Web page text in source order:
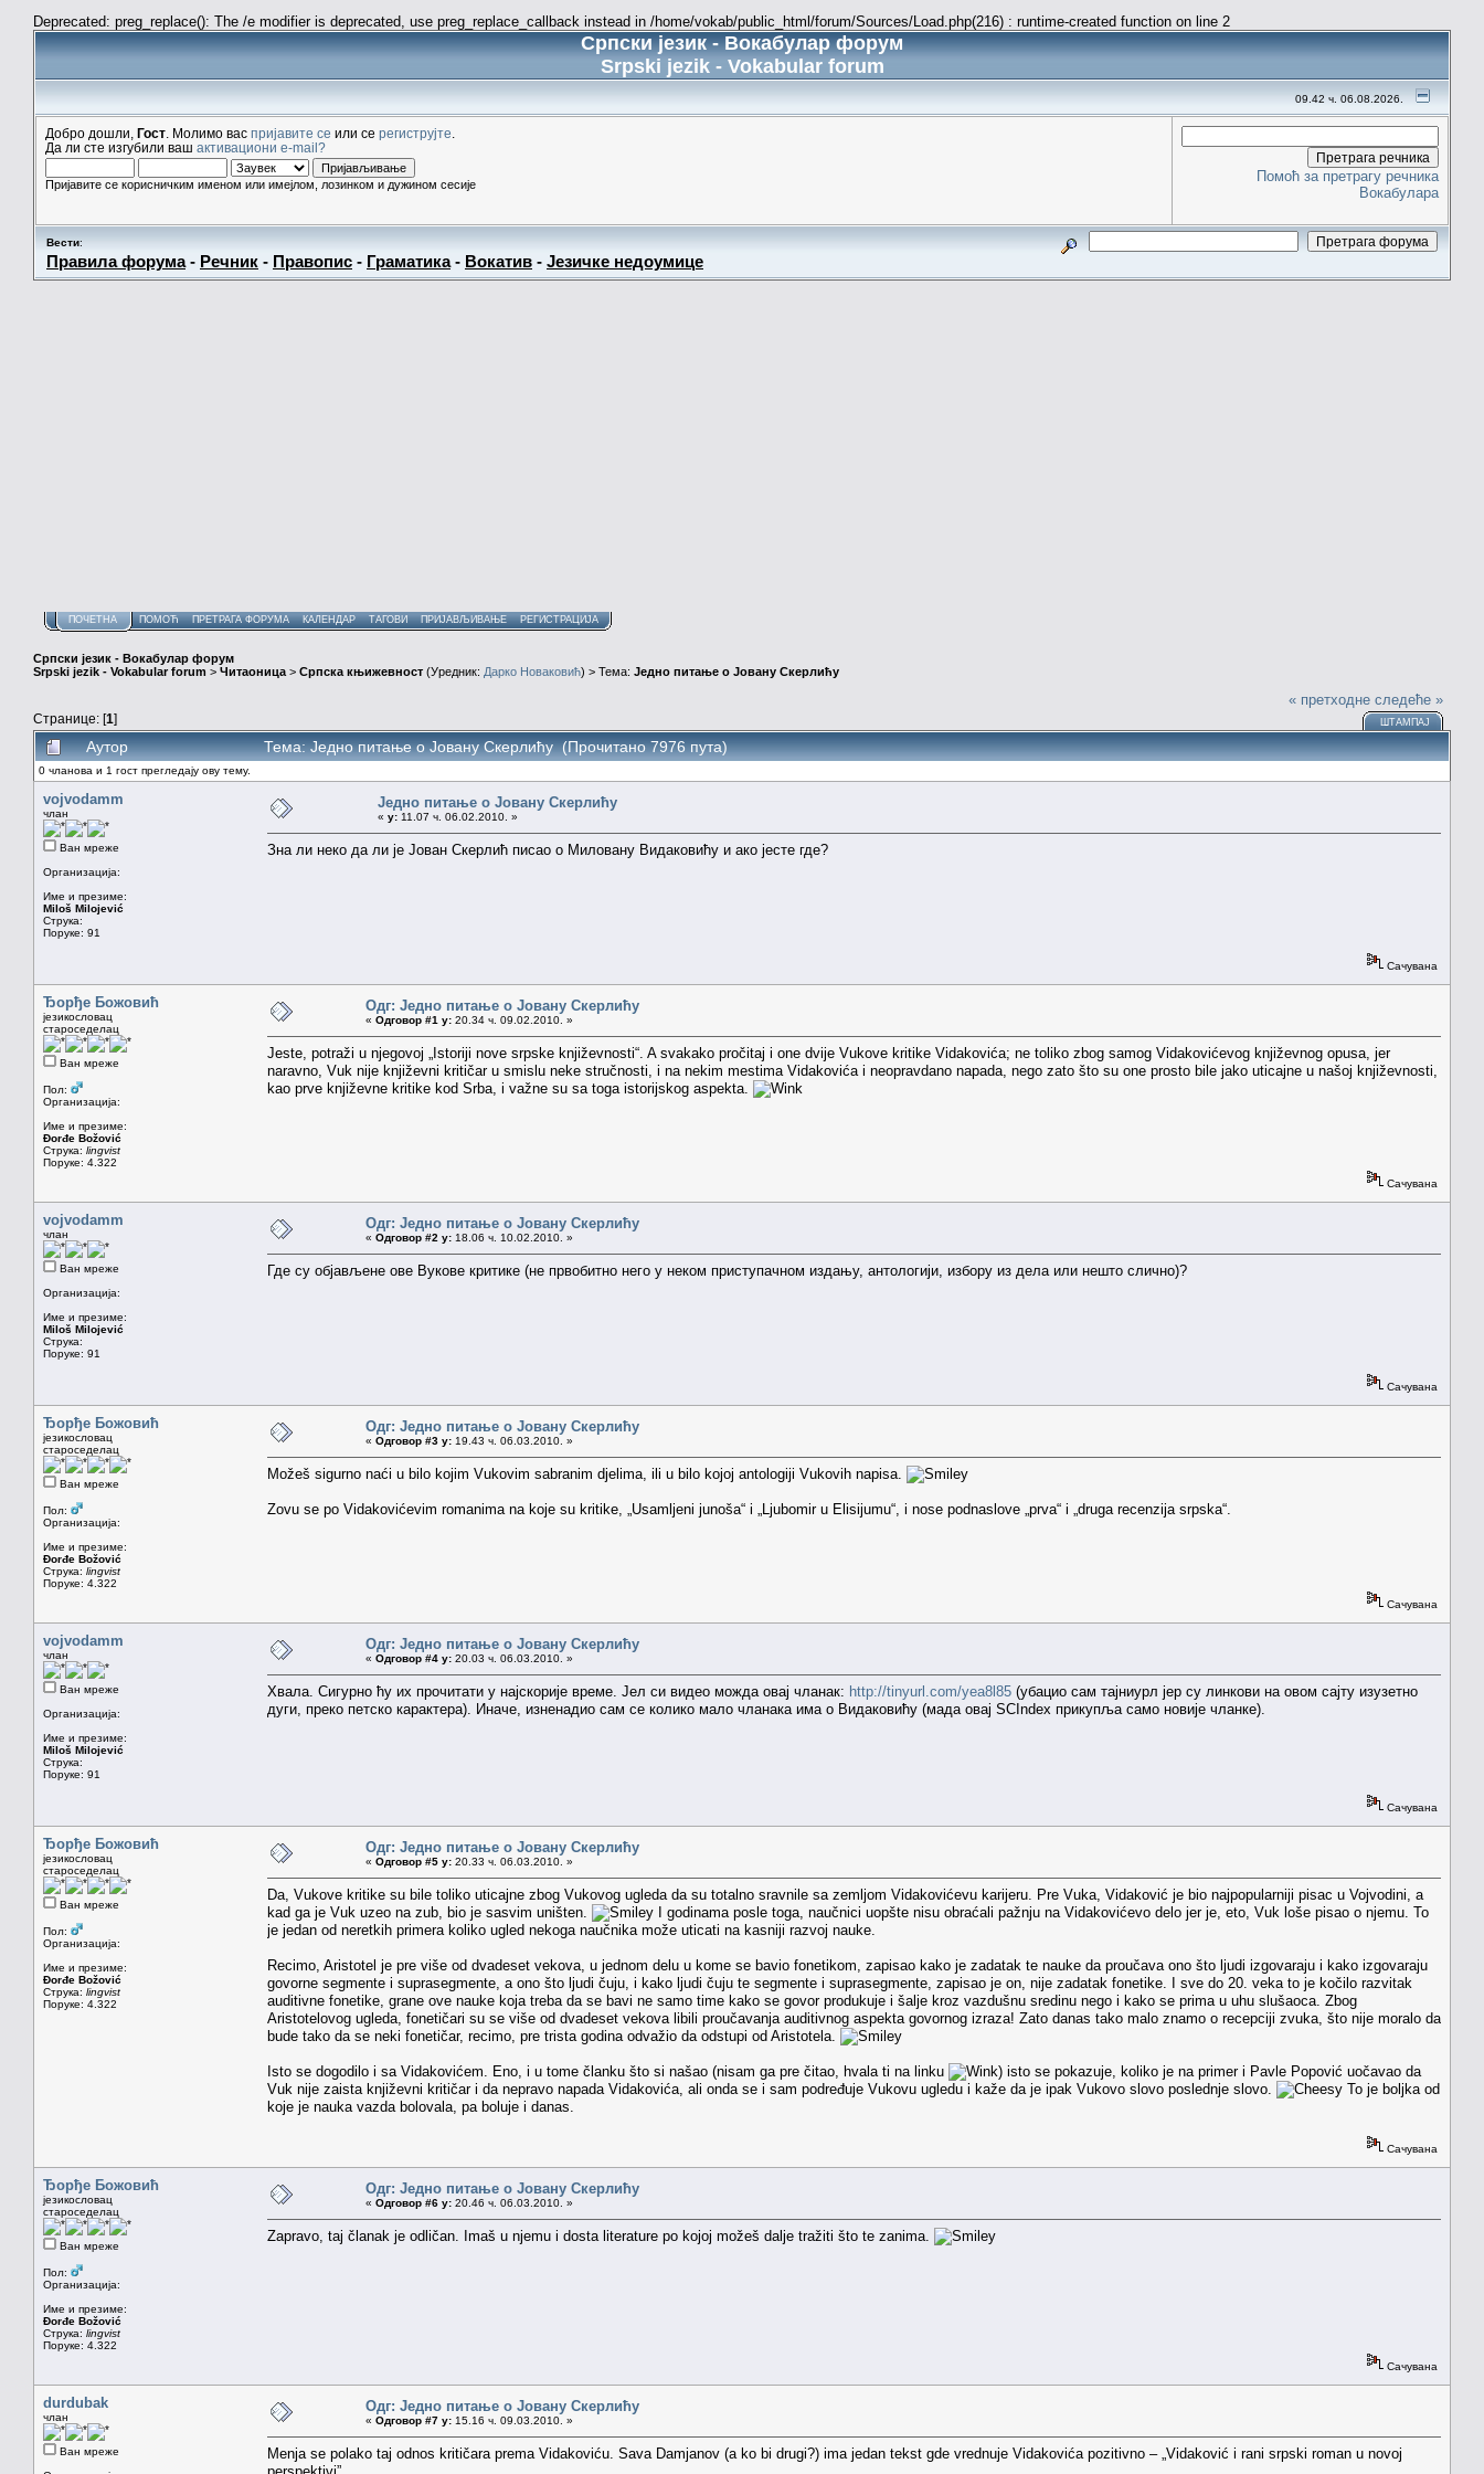
Deprecated: preg_replace(): The /e modifier is deprecated, use preg_replace_callback instead in /home/vokab/public_html/forum/Sources/Load.php(216) : runtime-created function on line 2
Српски језик - Вокабулар форум
Srpski jezik - Vokabular forum
09.42 ч. 06.08.2026.
Добро дошли, Гост . Молимо вас пријавите се или се региструјте
Да ли сте изгубили ваш активациони e-mail?
Пријавите се корисничким именом или имејлом, лозинком и дужином сесије
Помоћ за претрагу речника
Вокабулара
Вести:
Правила форума- Речник - Правопис - Граматика- Вокатив - Језичке недоумице
ПОЧЕТНА ПОМОЋ ПРЕТРАГА ФОРУМА КАЛЕНДАР ТАГОВИ ПРИЈАВЉИВАЊЕ РЕГИСТРАЦИЈА
Српски језик - Вокабулар форум
Srpski jezik - Vokabular forum > Читаоница > Српска књижевност (Уредник: Дарко Новаковић) > Тема: Једно питање о Јовану Скерлићу
Странице: [1]
« претходне следеће »
ШТАМПАЈ
Аутор Тема: Једно питање о Јовану Скерлићу (Прочитано 7976 пута)
0 чланова и 1 гост прегледају ову тему.
vojvodamm
члан
Ван мреже
Организација:
Име и презиме:
Miloš Milojević
Струка:
Поруке: 91
Једно питање о Јовану Скерлићу
« у: 11.07 ч. 06.02.2010. »
Зна ли неко да ли је Јован Скерлић писао о Миловану Видаковићу и ако јесте где?
Сачувана
Ђорђе Божовић
језикословац
староседелац
Ван мреже
Пол:
Организација:
Име и презиме:
Đorđe Božović
Струка: lingvist
Поруке: 4.322
Одг: Једно питање о Јовану Скерлићу
« Одговор #1 у: 20.34 ч. 09.02.2010. »
Jeste, potraži u njegovoj „Istoriji nove srpske književnosti“. A svakako pročitaj i one dvije Vukove kritike Vidakovića; ne toliko zbog samog Vidakovićevog književnog opusa, jer
naravno, Vuk nije književni kritičar u smislu neke stručnosti, i na nekim mestima Vidakovića i neopravdano napada, nego zato što su one prosto bile jako uticajne u našoj književnosti,
kao prve književne kritike kod Srba, i važne su sa toga istorijskog aspekta.
Сачувана
vojvodamm
члан
Ван мреже
Организација:
Име и презиме:
Miloš Milojević
Струка:
Поруке: 91
Одг: Једно питање о Јовану Скерлићу
« Одговор #2 у: 18.06 ч. 10.02.2010. »
Где су објављене ове Вукове критике (не првобитно него у неком приступачном издању, антологији, избору из дела или нешто слично)?
Сачувана
Ђорђе Божовић
језикословац
староседелац
Ван мреже
Пол:
Организација:
Име и презиме:
Đorđe Božović
Струка: lingvist
Поруке: 4.322
Одг: Једно питање о Јовану Скерлићу
« Одговор #3 у: 19.43 ч. 06.03.2010. »
Možeš sigurno naći u bilo kojim Vukovim sabranim djelima, ili u bilo kojoj antologiji Vukovih napisa.
Zovu se po Vidakovićevim romanima na koje su kritike, „Usamljeni junoša“ i „Ljubomir u Elisijumu“, i nose podnaslove „prva“ i „druga recenzija srpska“.
Сачувана
vojvodamm
члан
Ван мреже
Организација:
Име и презиме:
Miloš Milojević
Струка:
Поруке: 91
Одг: Једно питање о Јовану Скерлићу
« Одговор #4 у: 20.03 ч. 06.03.2010. »
Хвала. Сигурно ћу их прочитати у најскорије време. Јел си видео можда овај чланак: http://tinyurl.com/yea8l85 (убацио сам тајниурл јер су линкови на овом сајту изузетно
дуги, преко петско карактера). Иначе, изненадио сам се колико мало чланака има о Видаковићу (мада овај SCIndex прикупља само новије чланке).
Сачувана
Ђорђе Божовић
језикословац
староседелац
Ван мреже
Пол:
Организација:
Име и презиме:
Đorđe Božović
Струка: lingvist
Поруке: 4.322
Одг: Једно питање о Јовану Скерлићу
« Одговор #5 у: 20.33 ч. 06.03.2010. »
Da, Vukove kritike su bile toliko uticajne zbog Vukovog ugleda da su totalno sravnile sa zemljom Vidakovićevu karijeru. Pre Vuka, Vidaković je bio najpopularniji pisac u Vojvodini, a
kad ga je Vuk uzeo na zub, bio je sasvim uništen.
I godinama posle toga, naučnici uopšte nisu obraćali pažnju na Vidakovićevo delo jer je, eto, Vuk loše pisao o njemu. To
je jedan od neretkih primera koliko ugled nekoga naučnika može uticati na kasniji razvoj nauke.
Recimo, Aristotel je pre više od dvadeset vekova, u jednom delu u kome se bavio fonetikom, zapisao kako je zadatak te nauke da proučava ono što ljudi izgovaraju i kako izgovaraju
govorne segmente i suprasegmente, a ono što ljudi čuju, i kako ljudi čuju te segmente i suprasegmente, zapisao je on, nije zadatak fonetike. I sve do 20. veka to je kočilo razvitak
auditivne fonetike, grane ove nauke koja treba da se bavi ne samo time kako se govor produkuje i šalje kroz vazdušnu sredinu nego i kako se prima u uhu slušaoca. Zbog
Aristotelovog ugleda, fonetičari su se više od dvadeset vekova libili proučavanja auditivnog aspekta govornog izraza! Zato danas tako malo znamo o recepciji zvuka, što nije moralo da
bude tako da se neki fonetičar, recimo, pre trista godina odvažio da odstupi od Aristotela.
Isto se dogodilo i sa Vidakovićem. Eno, i u tome članku što si našao (nisam ga pre čitao, hvala ti na linku
) isto se pokazuje, koliko je na primer i Pavle Popović uočavao da
Vuk nije zaista književni kritičar i da nepravo napada Vidakovića, ali onda se i sam podređuje Vukovu ugledu i kaže da je ipak Vukovo slovo poslednje slovo.
To je boljka od
koje je nauka vazda bolovala, pa boluje i danas.
Сачувана
Ђорђе Божовић
језикословац
староседелац
Ван мреже
Пол:
Организација:
Име и презиме:
Đorđe Božović
Струка: lingvist
Поруке: 4.322
Одг: Једно питање о Јовану Скерлићу
« Одговор #6 у: 20.46 ч. 06.03.2010. »
Zapravo, taj članak je odličan. Imaš u njemu i dosta literature po kojoj možeš dalje tražiti što te zanima.
Сачувана
durdubak
члан
Ван мреже
Одг: Једно питање о Јовану Скерлићу
« Одговор #7 у: 15.16 ч. 09.03.2010. »
Menja se polako taj odnos kritičara prema Vidakoviću. Sava Damjanov (a ko bi drugi?) ima jedan tekst gde vrednuje Vidakovića pozitivno – „Vidaković i rani srpski roman u novoj